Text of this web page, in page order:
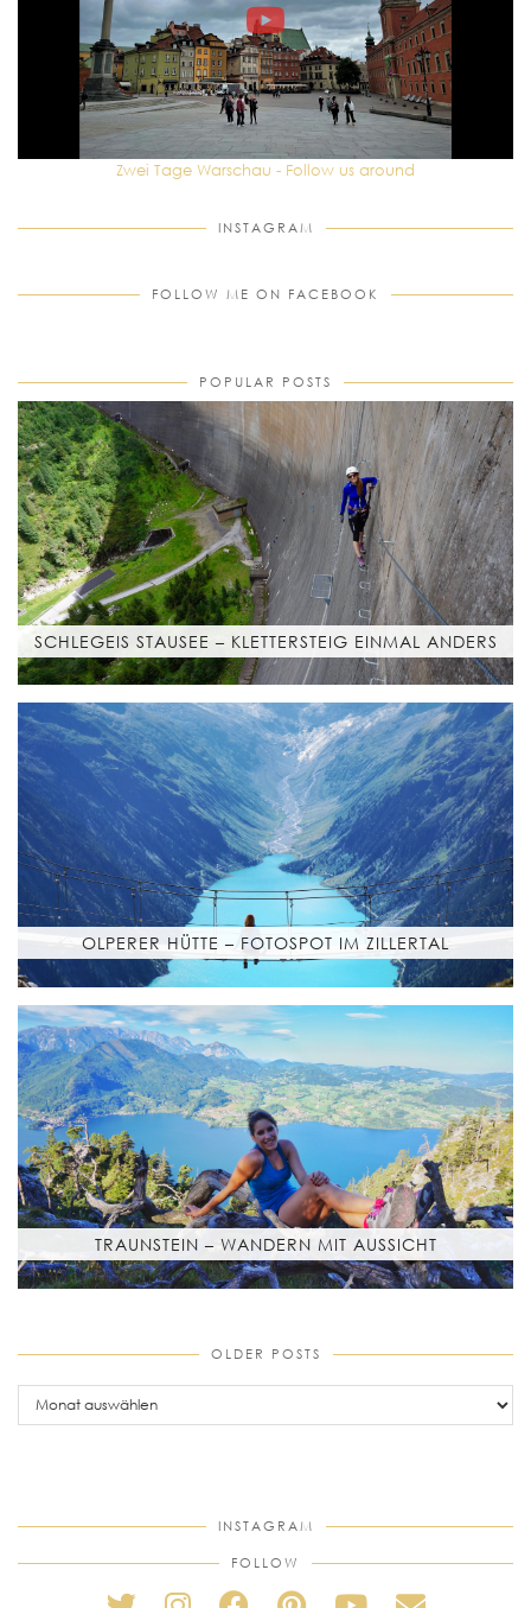
Zwei Tage Warschau - Follow us around
INSTAGRAM
FOLLOW ME ON FACEBOOK
POPULAR POSTS
SCHLEGEIS STAUSEE – KLETTERSTEIG EINMAL ANDERS
OLPERER HÜTTE – FOTOSPOT IM ZILLERTAL
TRAUNSTEIN – WANDERN MIT AUSSICHT
OLDER POSTS
older
posts
INSTAGRAM
FOLLOW